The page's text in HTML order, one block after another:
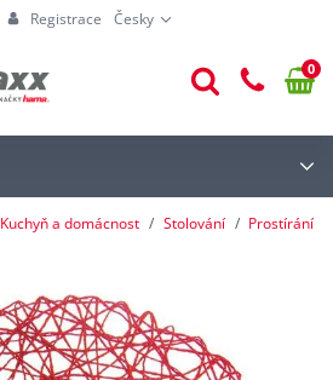
Registrace Česky
0
Kuchyň a domácnost Stolování Prostírání